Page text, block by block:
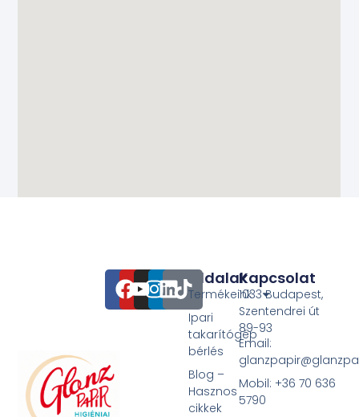
Oldalak
Termékeink
Ipari
takarítógép
bérlés
Blog –
Hasznos
cikkek
Kapcsolat
1033 Budapest,
Szentendrei út
89-93
Email:
Mobil: +36 70 636
5790